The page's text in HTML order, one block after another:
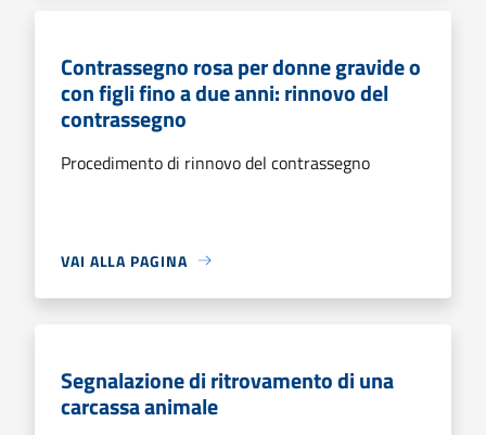
Contrassegno rosa per donne gravide o
con figli fino a due anni: rinnovo del
contrassegno
Procedimento di rinnovo del contrassegno
VAI ALLA PAGINA
Segnalazione di ritrovamento di una
carcassa animale